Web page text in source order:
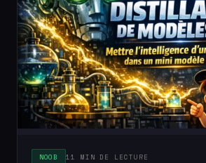
NOOB 11 MIN DE LECTURE